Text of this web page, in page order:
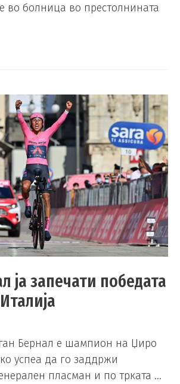
е во болница во престолнината
ја запечати победата
Бернал е шампион на Џиро
успеа да го заддржи
пласман и по трката …